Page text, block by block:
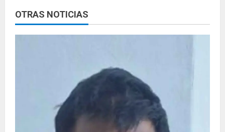
e
y
OTRAS NOTICIAS